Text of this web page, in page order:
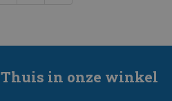
Thuis in onze winkel